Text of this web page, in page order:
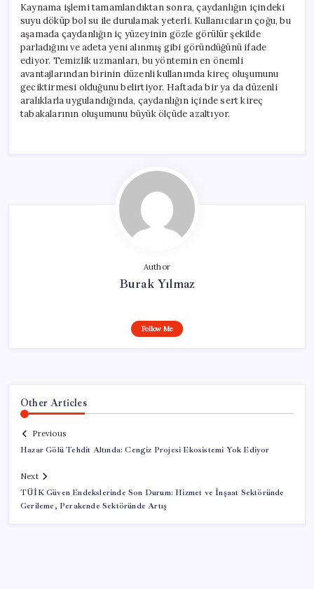
Kaynama işlemi tamamlandıktan sonra, çaydanlığın içindeki
suyu döküp bol su ile durulamak yeterli. Kullanıcıların çoğu, bu
aşamada çaydanlığın iç yüzeyinin gözle görülür şekilde
parladığını ve adeta yeni alınmış gibi göründüğünü ifade
ediyor. Temizlik uzmanları, bu yöntemin en önemli
avantajlarından birinin düzenli kullanımda kireç oluşumunu
geciktirmesi olduğunu belirtiyor. Haftada bir ya da düzenli
aralıklarla uygulandığında, çaydanlığın içinde sert kireç
tabakalarının oluşumunu büyük ölçüde azaltıyor.
Author
Burak Yılmaz
Follow Me
Other Articles
Previous
Hazar Gölü Tehdit Altında: Cengiz Projesi Ekosistemi Yok Ediyor
Next
TÜİK Güven Endekslerinde Son Durum: Hizmet ve İnşaat Sektöründe
Gerileme, Perakende Sektöründe Artış